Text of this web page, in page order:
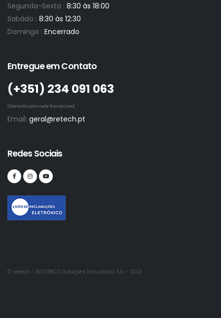
Segunda-Sexta : 8:30 às 18:00
Sabádo : 8:30 às 12:30
Domingo : Encerrado
Entregue em Contato
(+351)­ 234 091 063
Chamada para rede fixa nacional
Email: geral@retech.pt
Redes Sociais
© retech - RECONCO Soluções Industriais SA. - 2021